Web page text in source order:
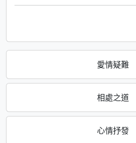
愛情疑難
相處之道
心情抒發